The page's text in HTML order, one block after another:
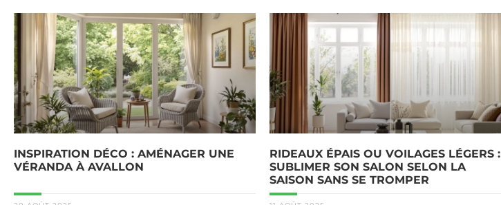
INSPIRATION DÉCO : AMÉNAGER UNE
VÉRANDA À AVALLON
RIDEAUX ÉPAIS OU VOILAGES LÉGERS :
SUBLIMER SON SALON SELON LA
SAISON SANS SE TROMPER